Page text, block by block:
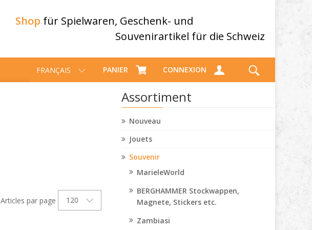
Shop für Spielwaren, Geschenk- und
Souvenirartikel für die Schweiz
FRANÇAIS PANIER CONNEXION
Assortiment
Nouveau
Jouets
Souvenir
MarieleWorld
BERGHAMMER Stockwappen,
Magnete, Stickers etc.
Zambiasi
Articles par page 120